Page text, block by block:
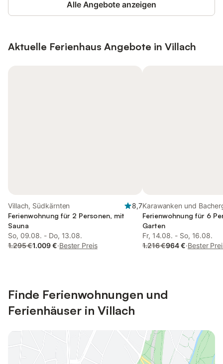
Alle Angebote anzeigen
Aktuelle Ferienhaus Angebote in Villach
Villach, Südkärnten
8,7
Ferienwohnung für 2 Personen, mit
Sauna
So, 09.08. - Do, 13.08.
1.295 €1.009 €·Bester Preis
Karawanken und
Ferienwohnung für 6
Garten
Fr, 14.08. - So, 16.08.
1.216 €964 €·Bester
Finde Ferienwohnungen und
Ferienhäuser in Villach